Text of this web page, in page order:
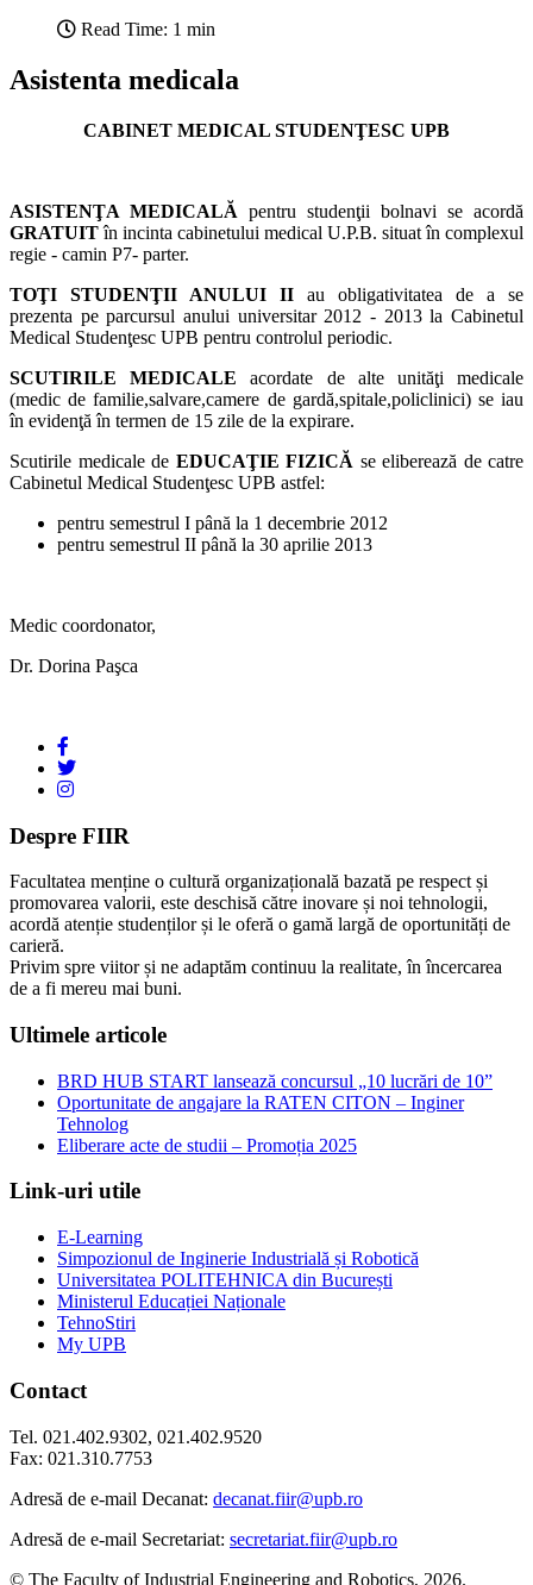
Read Time: 1 min
Asistenta medicala
CABINET MEDICAL STUDENŢESC UPB
ASISTENŢA MEDICALĂ pentru studenţii bolnavi se acordă
GRATUITîn incinta cabinetului medical U.P.B. situat în complexul
regie - camin P7- parter.
TOŢI STUDENŢII ANULUI II au obligativitatea de a se
prezenta pe parcursul anului universitar 2012 - 2013 la Cabinetul
Medical Studenţesc UPB pentru controlul periodic.
SCUTIRILE MEDICALEacordate de alte unităţi medicale
(medic de familie,salvare,camere de gardă,spitale,policlinici) se iau
în evidenţă în termen de 15 zile de la expirare.
Scutirile medicale de EDUCAŢIE FIZICĂ se eliberează de catre
Cabinetul Medical Studenţesc UPB astfel:
pentru semestrul I până la 1 decembrie 2012
pentru semestrul II până la 30 aprilie 2013
Medic coordonator,
Dr. Dorina Paşca
Despre FIIR
Facultatea menține o cultură organizațională bazată pe respect și
promovarea valorii, este deschisă către inovare și noi tehnologii,
acordă atenție studenților și le oferă o gamă largă de oportunități de
carieră.
Privim spre viitor și ne adaptăm continuu la realitate, în încercarea
de a fi mereu mai buni.
Ultimele articole
BRD HUB START lansează concursul „10 lucrări de 10”
Oportunitate de angajare la RATEN CITON – Inginer
Tehnolog
Eliberare acte de studii – Promoția 2025
Link-uri utile
E-Learning
Simpozionul de Inginerie Industrială și Robotică
Universitatea POLITEHNICA din București
Ministerul Educației Naționale
TehnoStiri
My UPB
Contact
Tel. 021.402.9302, 021.402.9520
Fax: 021.310.7753
Adresă de e-mail Decanat: decanat.fiir@upb.ro
Adresă de e-mail Secretariat: secretariat.fiir@upb.ro
© The Faculty of Industrial Engineering and Robotics, 2026.